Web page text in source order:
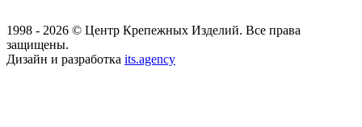
1998 - 2026 © Центр Крепежных Изделий. Все права
защищены.
Дизайн и разработка its.agency